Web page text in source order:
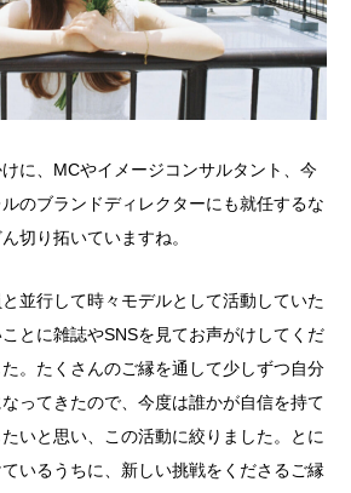
に、MCやイメージコンサルタント、今
のブランドディレクターにも就任するな
切り拓いていますね。
並行して時々モデルとして活動していた
とに雑誌やSNSを見てお声がけしてくだ
。たくさんのご縁を通して少しずつ自分
ってきたので、今度は誰かが自信を持て
いと思い、この活動に絞りました。とに
いるうちに、新しい挑戦をくださるご縁